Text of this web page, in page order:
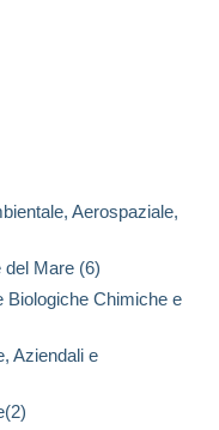
Aerospaziale,
del Mare (6)
Biologiche Chimiche e
Aziendali e